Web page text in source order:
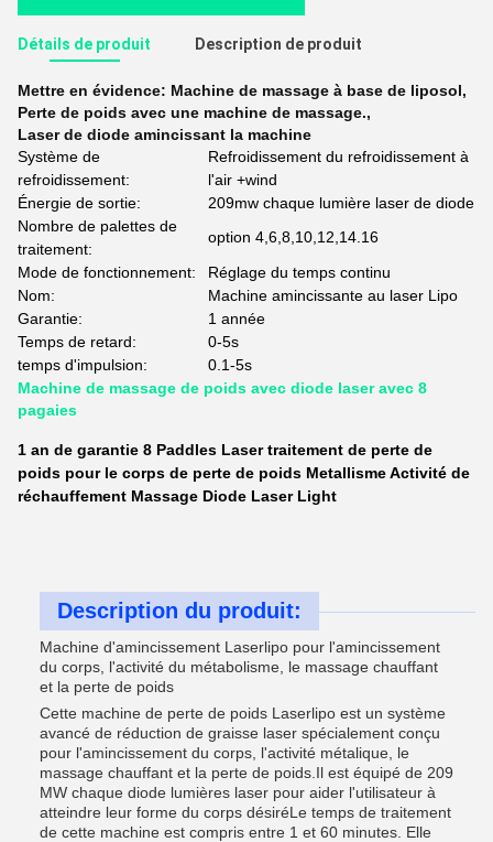
Détails de produit Description de produit
Mettre en évidence: Machine de massage à base de liposol,
Perte de poids avec une machine de massage.,
Laser de diode amincissant la machine
Système de
refroidissement:
Refroidissement du refroidissement à
l'air +wind
Énergie de sortie:
209mw chaque lumière laser de diode
Nombre de palettes de
traitement:
option 4,6,8,10,12,14.16
Mode de fonctionnement:
Réglage du temps continu
Nom:
Machine amincissante au laser Lipo
Garantie:
1 année
Temps de retard:
0-5s
temps d'impulsion:
0.1-5s
Machine de massage de poids avec diode laser avec 8
pagaies
1 an de garantie 8 Paddles Laser traitement de perte de
poids pour le corps de perte de poids Metallisme Activité de
réchauffement Massage Diode Laser Light
Description du produit:
Machine d'amincissement Laserlipo pour l'amincissement
du corps, l'activité du métabolisme, le massage chauffant
et la perte de poids
Cette machine de perte de poids Laserlipo est un système
avancé de réduction de graisse laser spécialement conçu
pour l'amincissement du corps, l'activité métalique, le
massage chauffant et la perte de poids.Il est équipé de 209
MW chaque diode lumières laser pour aider l'utilisateur à
atteindre leur forme du corps désiréLe temps de traitement
de cette machine est compris entre 1 et 60 minutes. Elle